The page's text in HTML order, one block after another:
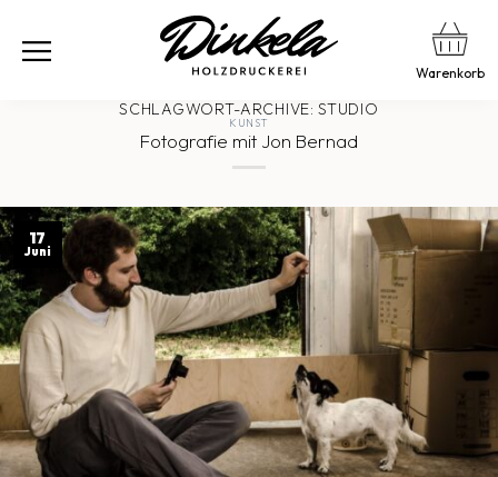
Warenkorb
SCHLAGWORT-ARCHIVE:STUDIO
KUNST
Fotografie mit Jon Bernad
17
Juni